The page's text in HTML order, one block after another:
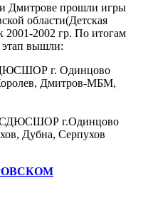
и Дмитрове прошли игры
области(Детская
2001-2002 гр. По итогам
вышли:
г. Одинцово
Дмитров-МБМ,
г.Одинцово
Дубна, Серпухов